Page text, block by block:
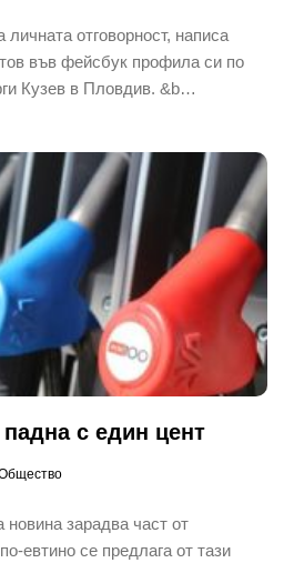
отговорност, написа
във фейсбук профила си по
Кузев в Пловдив. &b…
с един цент
зарадва част от
евтино се предлага от тази